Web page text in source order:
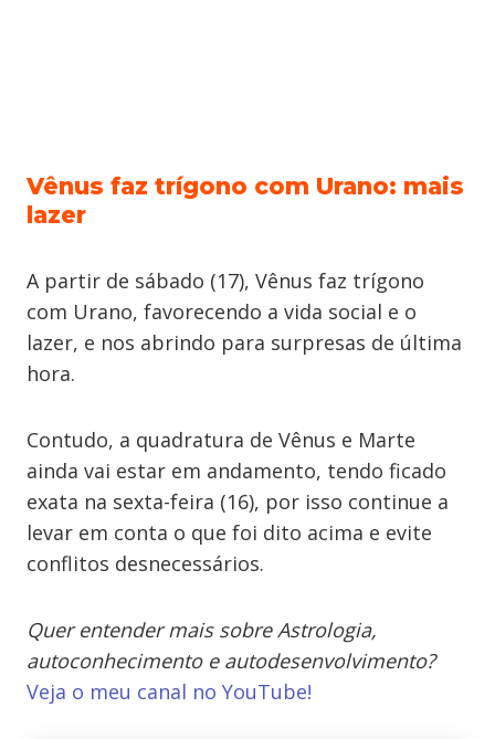
Vênus faz trígono com Urano: mais
lazer
A partir de sábado (17), Vênus faz trígono
com Urano, favorecendo a vida social e o
lazer, e nos abrindo para surpresas de última
hora.
Contudo, a quadratura de Vênus e Marte
ainda vai estar em andamento, tendo ficado
exata na sexta-feira (16), por isso continue a
levar em conta o que foi dito acima e evite
conflitos desnecessários.
Quer entender mais sobre Astrologia,
autoconhecimento e autodesenvolvimento?
Veja o meu canal no YouTube!